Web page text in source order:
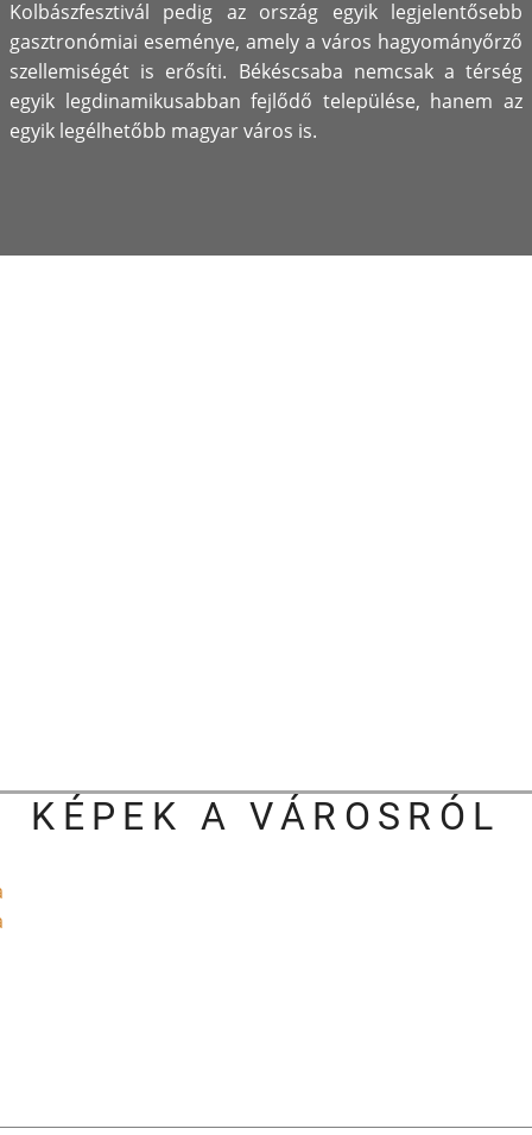
Kolbászfesztivál pedig az ország egyik legjelentősebb
gasztronómiai eseménye, amely a város hagyományőrző
szellemiségét is erősíti. Békéscsaba nemcsak a térség
egyik legdinamikusabban fejlődő települése, hanem az
egyik legélhetőbb magyar város is.
KÉPEK A VÁROSRÓL